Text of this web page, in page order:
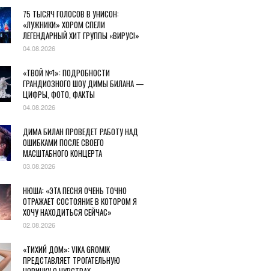
75 ТЫСЯЧ ГОЛОСОВ В УНИСОН:
«ЛУЖНИКИ» ХОРОМ СПЕЛИ
ЛЕГЕНДАРНЫЙ ХИТ ГРУППЫ «ВИРУС!»
04.08.2026
«ТВОЙ №1»: ПОДРОБНОСТИ
ГРАНДИОЗНОГО ШОУ ДИМЫ БИЛАНА —
ЦИФРЫ, ФОТО, ФАКТЫ
04.08.2026
ДИМА БИЛАН ПРОВЕДЕТ РАБОТУ НАД
ОШИБКАМИ ПОСЛЕ СВОЕГО
МАСШТАБНОГО КОНЦЕРТА
03.08.2026
НЮША: «ЭТА ПЕСНЯ ОЧЕНЬ ТОЧНО
ОТРАЖАЕТ СОСТОЯНИЕ В КОТОРОМ Я
ХОЧУ НАХОДИТЬСЯ СЕЙЧАС»
02.08.2026
«ТИХИЙ ДОМ»: VIKA GROMIK
ПРЕДСТАВЛЯЕТ ТРОГАТЕЛЬНУЮ